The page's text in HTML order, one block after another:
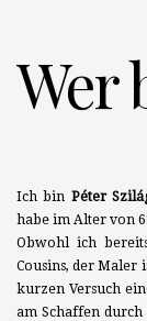
Wer
Ich bin Péter
habe im Alter von
Obwohl ich
Cousins, der Maler
kurzen Versuch
am Schaffen